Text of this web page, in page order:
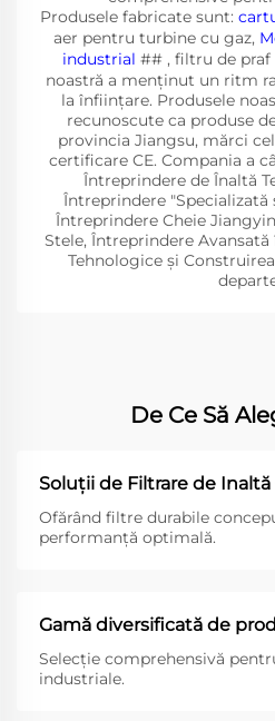
Produsele fabricate sunt:
aer pentru turbine cu gaz,
industrial ## , filtru de praf
noastră a menținut un ritm
la înființare. Produsele
recunoscute ca produse
provincia Jiangsu, mărci
certificare CE. Compania a
Întreprindere de Înaltă
Întreprindere "Specializată
Întreprindere Cheie
Stele, Întreprindere
Tehnologice și
De Ce Să
Soluții de Filtrare de
Ofărând filtre durabile
performanță optimală.
Gamă diversificată de
Selecție comprehensivă
industriale.